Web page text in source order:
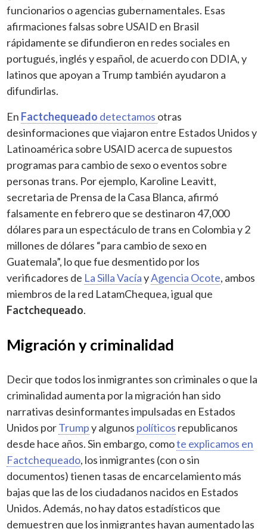
funcionarios o agencias gubernamentales. Esas
afirmaciones falsas sobre USAID en Brasil
rápidamente se difundieron en redes sociales en
portugués, inglés y español, de acuerdo con DDIA, y
latinos que apoyan a Trump también ayudaron a
difundirlas.
En Factchequeado detectamos otras
desinformaciones que viajaron entre Estados Unidos y
Latinoamérica sobre USAID acerca de supuestos
programas para cambio de sexo o eventos sobre
personas trans. Por ejemplo, Karoline Leavitt,
secretaria de Prensa de la Casa Blanca, afirmó
falsamente en febrero que se destinaron 47,000
dólares para un espectáculo de trans en Colombia y 2
millones de dólares “para cambio de sexo en
Guatemala”, lo que fue desmentido por los
verificadores de La Silla VacíayAgencia Ocote, ambos
miembros de la red LatamChequea, igual que
Factchequeado.
Migración y criminalidad
Decir que todos los inmigrantes son criminales o que la
criminalidad aumenta por la migración han sido
narrativas desinformantes impulsadas en Estados
Unidos porTrumpy algunos políticos republicanos
desde hace años. Sin embargo, comote explicamos en
Factchequeado, los inmigrantes (con o sin
documentos) tienen tasas de encarcelamiento más
bajas que las de los ciudadanos nacidos en Estados
Unidos. Además, no hay datos estadísticos que
demuestren que los inmigrantes hayan aumentado las